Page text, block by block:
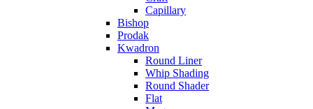
Capillary
Bishop
Prodak
Kwadron
Round Liner
Whip Shading
Round Shader
Flat